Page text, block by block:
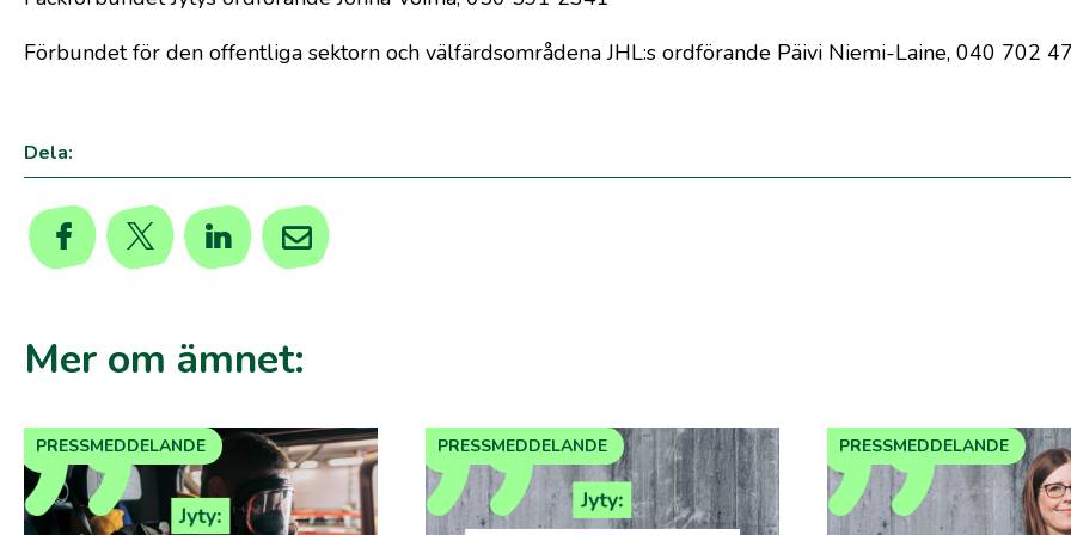
Förbundet för den offentliga sektorn och välfärdsområdena JHL:s ordförande Päivi Niemi-Laine, 040 702
Dela:
Mer om ämnet:
PRESSMEDDELANDE PRESSMEDDELANDE PRESSMEDDELANDE